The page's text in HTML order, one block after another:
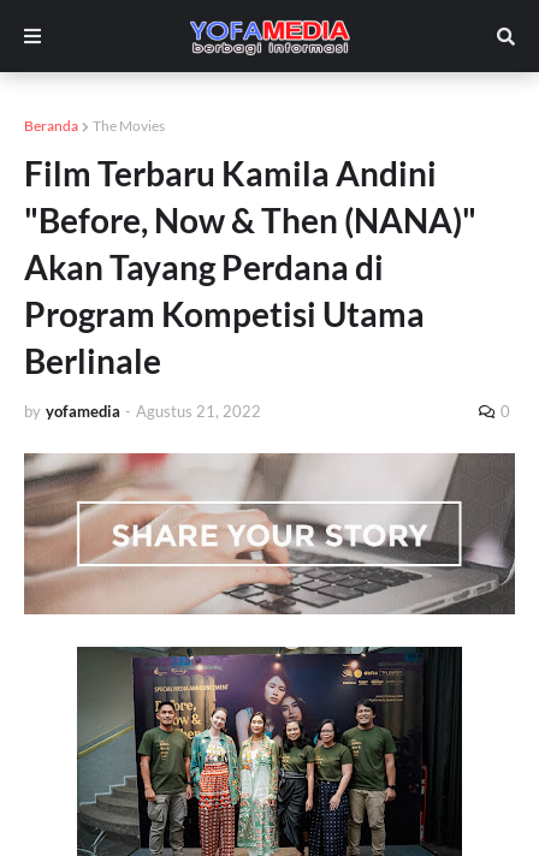
Beranda The Movies
Film Terbaru Kamila Andini
"Before, Now & Then (NANA)"
Akan Tayang Perdana di
Program Kompetisi Utama
Berlinale
by yofamedia - Agustus 21, 2022 0